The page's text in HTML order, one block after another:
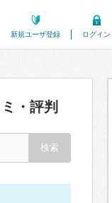
新規ユーザ登録 ログイン
・評判